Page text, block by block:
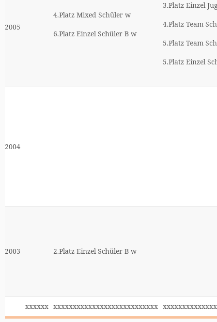
2005
4.Platz Mixed Schüler w
6.Platz Einzel Schüler B w
3.Platz Einzel
4.Platz Team
5.Platz Team
5.Platz Einzel
2004
2003 2.Platz Einzel Schüler B w
xxxxxx xxxxxxxxxxxxxxxxxxxxxxxxxxx